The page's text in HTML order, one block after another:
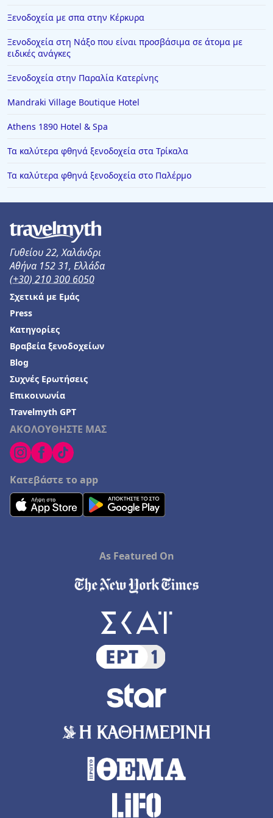
Ξενοδοχεία με σπα στην Κέρκυρα
Ξενοδοχεία στη Νάξο που είναι προσβάσιμα σε άτομα με
ειδικές ανάγκες
Ξενοδοχεία στην Παραλία Κατερίνης
Mandraki Village Boutique Hotel
Athens 1890 Hotel & Spa
Τα καλύτερα φθηνά ξενοδοχεία στα Τρίκαλα
Τα καλύτερα φθηνά ξενοδοχεία στο Παλέρμο
Γυθείου 22, Χαλάνδρι
Αθήνα 152 31, Ελλάδα
(+30) 210 300 6050
ΑΚΟΛΟΥΘΗΣΤΕ ΜΑΣ
Κατεβάστε το app
Σχετικά με Εμάς
Press
Κατηγορίες
Βραβεία ξενοδοχείων
Blog
Συχνές Ερωτήσεις
Επικοινωνία
Travelmyth GPT
As Featured On